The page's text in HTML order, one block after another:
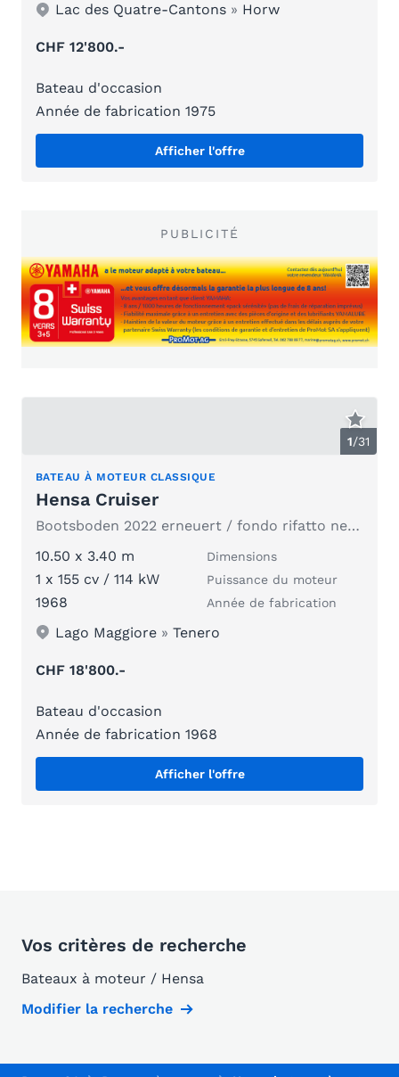
Lac des Quatre-Cantons » Horw
CHF 12'800.-
Bateau d'occasion
Année de fabrication 1975
Afficher l'offre
PUBLICITÉ
1/31
BATEAU À MOTEUR CLASSIQUE
Hensa Cruiser
Bootsboden 2022 erneuert / fondo rifatto ne 2022
10.50 x 3.40 m
Dimensions
1 x 155 cv / 114 kW Puissance du moteur
1968 Année de fabrication
Lago Maggiore »Tenero
CHF 18'800.-
Bateau d'occasion
Année de fabrication 1968
Afficher l'offre
Vos critères de recherche
Bateaux à moteur / Hensa
Modifier la recherche